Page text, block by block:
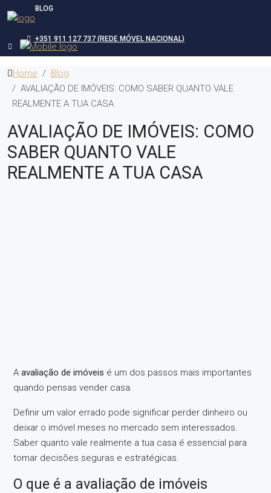
BLOG
+351 911 127 737 (REDE MÓVEL NACIONAL)
Home
Blog
AVALIAÇÃO DE IMÓVEIS: COMO SABER QUANTO VALE
REALMENTE A TUA CASA
AVALIAÇÃO DE IMÓVEIS: COMO
SABER QUANTO VALE
REALMENTE A TUA CASA
A avaliação de imóveis é um dos passos mais importantes
quando pensas vender casa.
Definir um valor errado pode significar perder dinheiro ou
deixar o imóvel meses no mercado sem interessados.
Saber quanto vale realmente a tua casa é essencial para
tomar decisões seguras e estratégicas.
O que é a avaliação de imóveis